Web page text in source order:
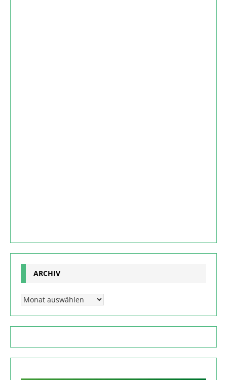
ARCHIV